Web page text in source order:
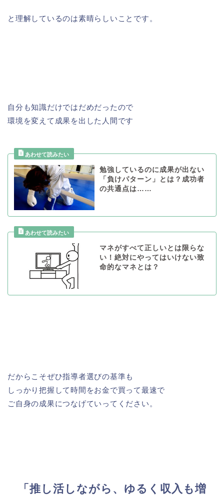
と理解しているのは素晴らしいことです。
自分も知識だけではだめだったので
環境を変えて成果を出した人間です
勉強しているのに成果が出ない
「負けパターン」とは？成功者
の共通点は……
マネがすべて正しいとは限らな
い！絶対にやってはいけない致
命的なマネとは？
だからこそぜひ指導者選びの基準も
しっかり把握して時間をお金で買って最速で
ご自身の成果につなげていってください。
「推し活しながら、ゆるく収入も増